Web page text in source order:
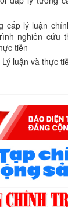
cấp lý luận
nghiên cứu
tiễn
luận và thực